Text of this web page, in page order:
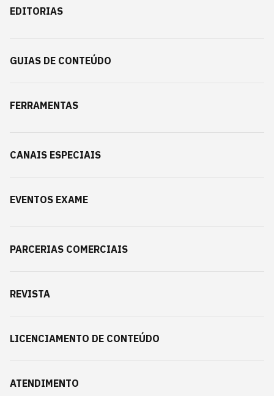
EDITORIAS
GUIAS DE CONTEÚDO
FERRAMENTAS
CANAIS ESPECIAIS
EVENTOS EXAME
PARCERIAS COMERCIAIS
REVISTA
LICENCIAMENTO DE CONTEÚDO
ATENDIMENTO